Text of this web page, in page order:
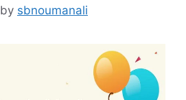
by sbnoumanali